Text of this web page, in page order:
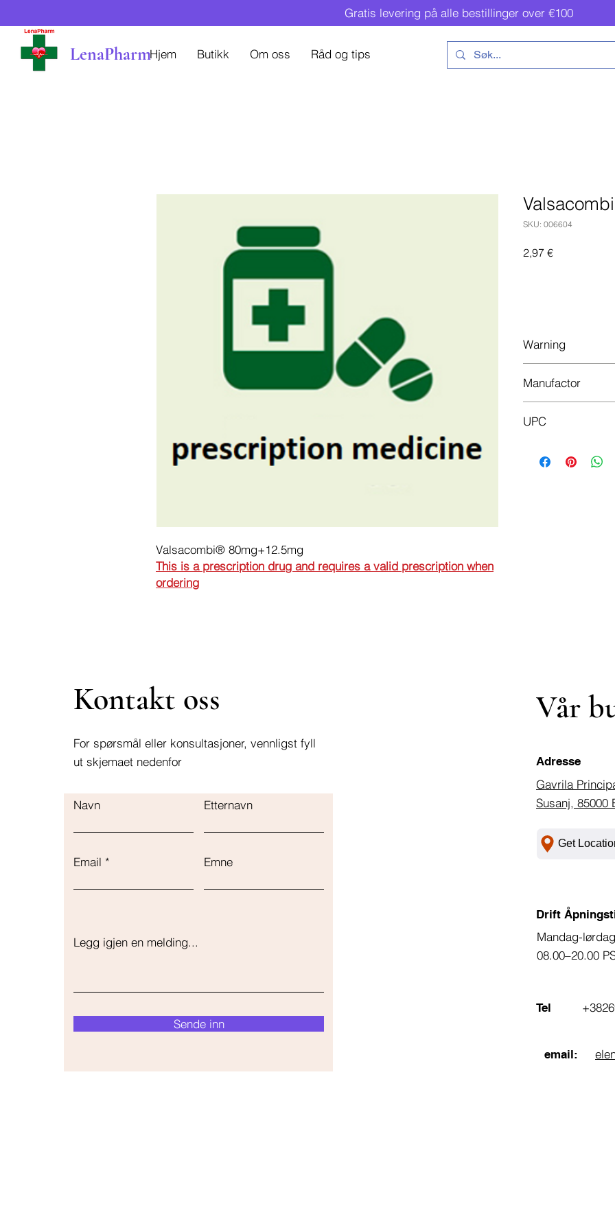
Gratis levering på alle bestillinger over €100
LenaPharmHjem Butikk Om oss Råd og tips
Valsacombi® 80mg+12.5mg
This is a prescription drug and requires a valid prescription when
ordering
SKU: 006604
2,97 €Pris
Warning
prescription when
Manufactor
UPC
Kontakt oss
For spørsmål eller konsultasjoner, vennligst fyll
ut skjemaet nedenfor
Navn Etternavn
Email Emne
Legg igjen en melding...
Sende inn
Vår
Adresse
Gavrila
Susanj, 85000
Get
Drift
Mandag-lørdag
08.00–20.00
Tel
email: